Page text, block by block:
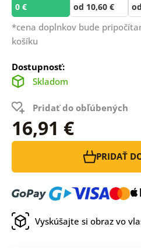
0 € od 10,60 €
*cena doplnkov bude
košíku
Dostupnosť:
Skladom
Pridať do obľúbených
16,91 €
PRIDAŤ
Vyskúšajte si obraz vo